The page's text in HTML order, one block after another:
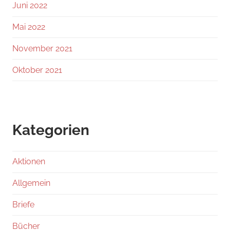
Juni 2022
Mai 2022
November 2021
Oktober 2021
Kategorien
Aktionen
Allgemein
Briefe
Bücher